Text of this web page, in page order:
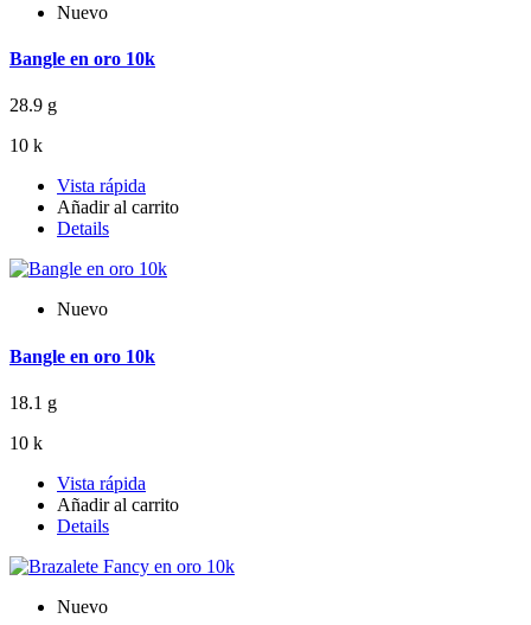
Nuevo
Bangle en oro 10k
28.9 g
10 k
Vista rápida
Añadir al carrito
Details
Nuevo
Bangle en oro 10k
18.1 g
10 k
Vista rápida
Añadir al carrito
Details
Nuevo